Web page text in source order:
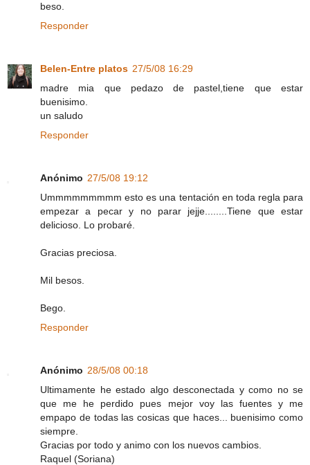
beso.
Responder
Belen-Entre platos 27/5/08 16:29
madre mia que pedazo de pastel,tiene que estar
buenisimo.
un saludo
Responder
Anónimo 27/5/08 19:12
Ummmmmmmmm esto es una tentación en toda regla para
empezar a pecar y no parar jejje........Tiene que estar
delicioso. Lo probaré.
Gracias preciosa.
Mil besos.
Bego.
Responder
Anónimo 28/5/08 00:18
Ultimamente he estado algo desconectada y como no se
que me he perdido pues mejor voy las fuentes y me
empapo de todas las cosicas que haces... buenisimo como
siempre.
Gracias por todo y animo con los nuevos cambios.
Raquel (Soriana)